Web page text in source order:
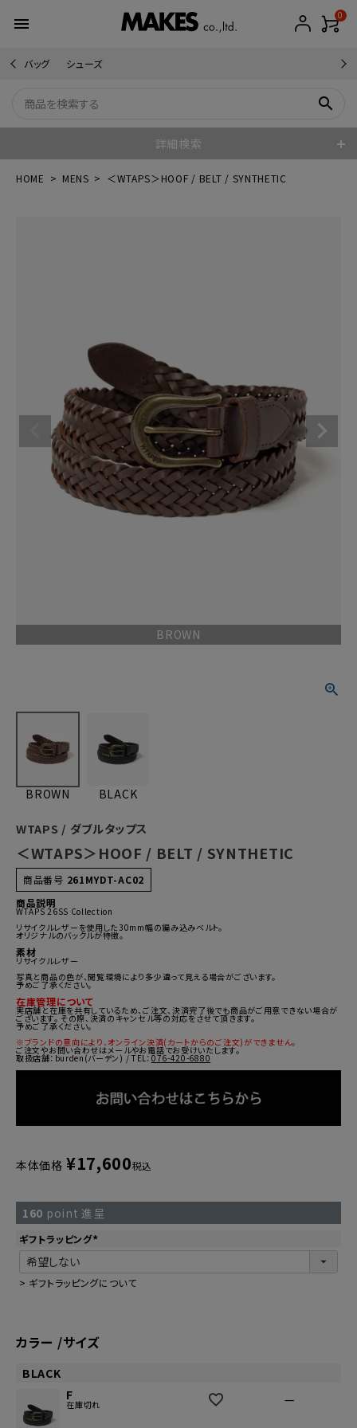
menu 0
バッグ シューズ
search
詳細検索
HOME MENS ＜WTAPS＞HOOF / BELT / SYNTHETIC
BROWN
BROWN BLACK
WTAPS / ダブルタップス
＜WTAPS＞HOOF / BELT / SYNTHETIC
商品番号 261MYDT-AC02
商品説明
WTAPS 26SS Collection
リサイクルレザーを使用した30mm幅の編み込みベルト。
オリジナルのバックルが特徴。
素材
リサイクルレザー
写真と商品の色が、閲覧環境により多少違って見える場合がございます。
予めご了承ください。
在庫管理について
実店舗と在庫を共有しているため、ご注文、決済完了後でも商品がご用意できない場合が
ございます。 その際、決済のキャンセル等の対応をさせて頂きます。
予めご了承ください。
※ブランドの意向により、オンライン決済(カートからのご注文)ができません。
ご注文やお問い合わせはメールやお電話でお受けいたします。
取扱店舗：burden(バーデン) / TEL： 076-420-6880
本体価格 ¥17,600税込
160 point 進呈
ギフトラッピング
(
)
> ギフトラッピングについて
カラー サイズ
BLACK
F
在庫切れ —